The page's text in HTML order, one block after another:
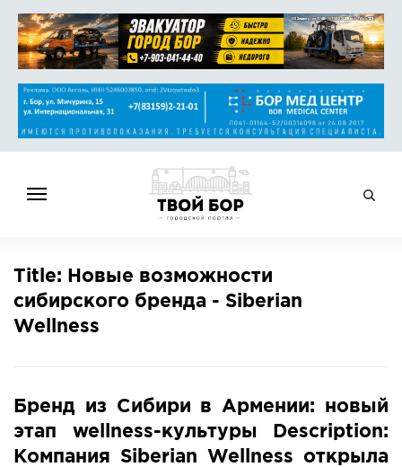
НОВОСТИ
СПРАВОЧНИК
СПРАВКА
КАМЕРЫ
Title: Новые возможности
сибирского бренда - Siberian
Wellness
Бренд из Сибири в Армении: новый
этап wellness-культуры Description:
Компания Siberian Wellness открыла